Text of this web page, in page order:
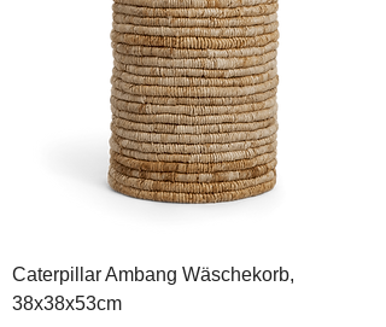
Caterpillar Ambang Wäschekorb,
38x38x53cm